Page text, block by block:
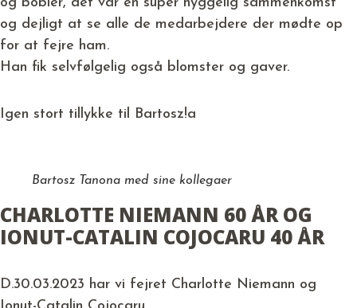
og dejligt at se alle de medarbejdere der mødte op
for at fejre ham.
Han fik selvfølgelig også blomster og gaver.
Igen stort tillykke til Bartosz!a
Bartosz Tanona med sine kollegaer
CHARLOTTE NIEMANN 60 ÅR OG
IONUT-CATALIN COJOCARU 40 ÅR
D.30.03.2023 har vi fejret Charlotte Niemann og